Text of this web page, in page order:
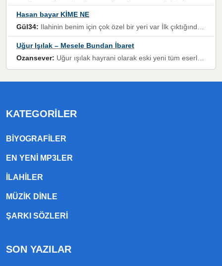
Hasan bayar KİME NE
Gül34: Ilahinin benim için çok özel bir yeri var İlk çıktığında komşum ne kadar yüksek sesle dinliyorsa orada duymuştum ve YouTube'dan aratıp Bu ilahiyi bulmuştum ve sonra müdavimi oldum günlük Ben de 3-5 kere dinleyip ezberleyip artık ilahiye bende eşlik ediyorum yüksek sesle Allah razı olsun hizmet nimettir Rabbim sizin zahmetlerinize de hayırlı nimetler versin Selam ve dua ile Allah'a emanet olun
Uğur Işılak – Mesele Bundan İbaret
Ozansever: Uğur ışılak hayrani olarak eski yeni tüm eserlerini keyifle huzurla dinleyenlerden birisiyim, emeğine saygı duyan gönül veren bunu en güzel şekilde sevenlerine ulaştıran siz değerli sayfa yöneticilerine de teşekkür ederim
KATEGORILER
BIYOGRAFILER
EN YENI MP3LER
ILAHILER
MÜZIK DINLE
ŞARKI SÖZLERI
SON YAZILAR